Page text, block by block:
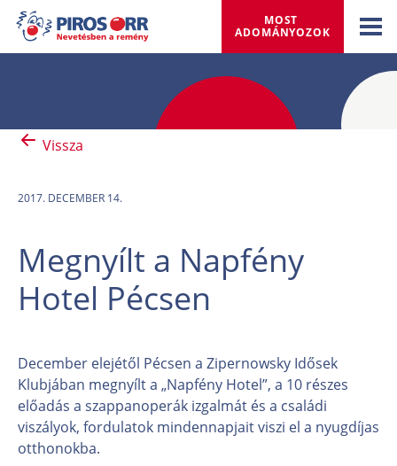
MOST
ADOMÁNYOZOK
Vissza
2017. DECEMBER 14.
Megnyílt a Napfény
Hotel Pécsen
December elejétől Pécsen a Zipernowsky Idősek
Klubjában megnyílt a „Napfény Hotel”, a 10 részes
előadás a szappanoperák izgalmát és a családi
viszályok, fordulatok mindennapjait viszi el a nyugdíjas
otthonokba.